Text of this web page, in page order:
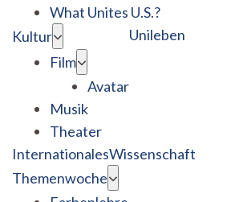
What Unites U.S.?
Kultur
Film
Avatar
Musik
Theater
Unileben
InternationalesWissenschaft
Themenwoche